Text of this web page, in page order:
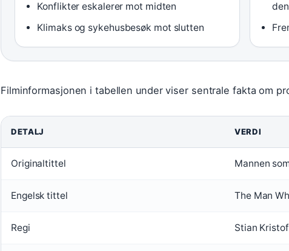
Konflikter eskalerer mot midten
Klimaks og sykehusbesøk mot slutten
Filminformasjonen i tabellen under viser sentrale fakta om
DETALJ VERDI
Originaltittel Mannen
Engelsk tittel The Man
Regi Stian